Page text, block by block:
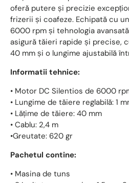
oferă putere și precizie
frizerii și coafeze. Echipată cu
6000 rpm și tehnologia
asigură tăieri rapide și precise,
40 mm și o lungime ajustabilă
Informatii tehnice:
• Motor DC Silentios de 6000
• Lungime de tăiere reglabilă: 1
• Lățime de tăiere: 40 mm
• Cablu: 2,4 m
•Greutate: 620 gr
Pachetul contine:
• Masina de tuns